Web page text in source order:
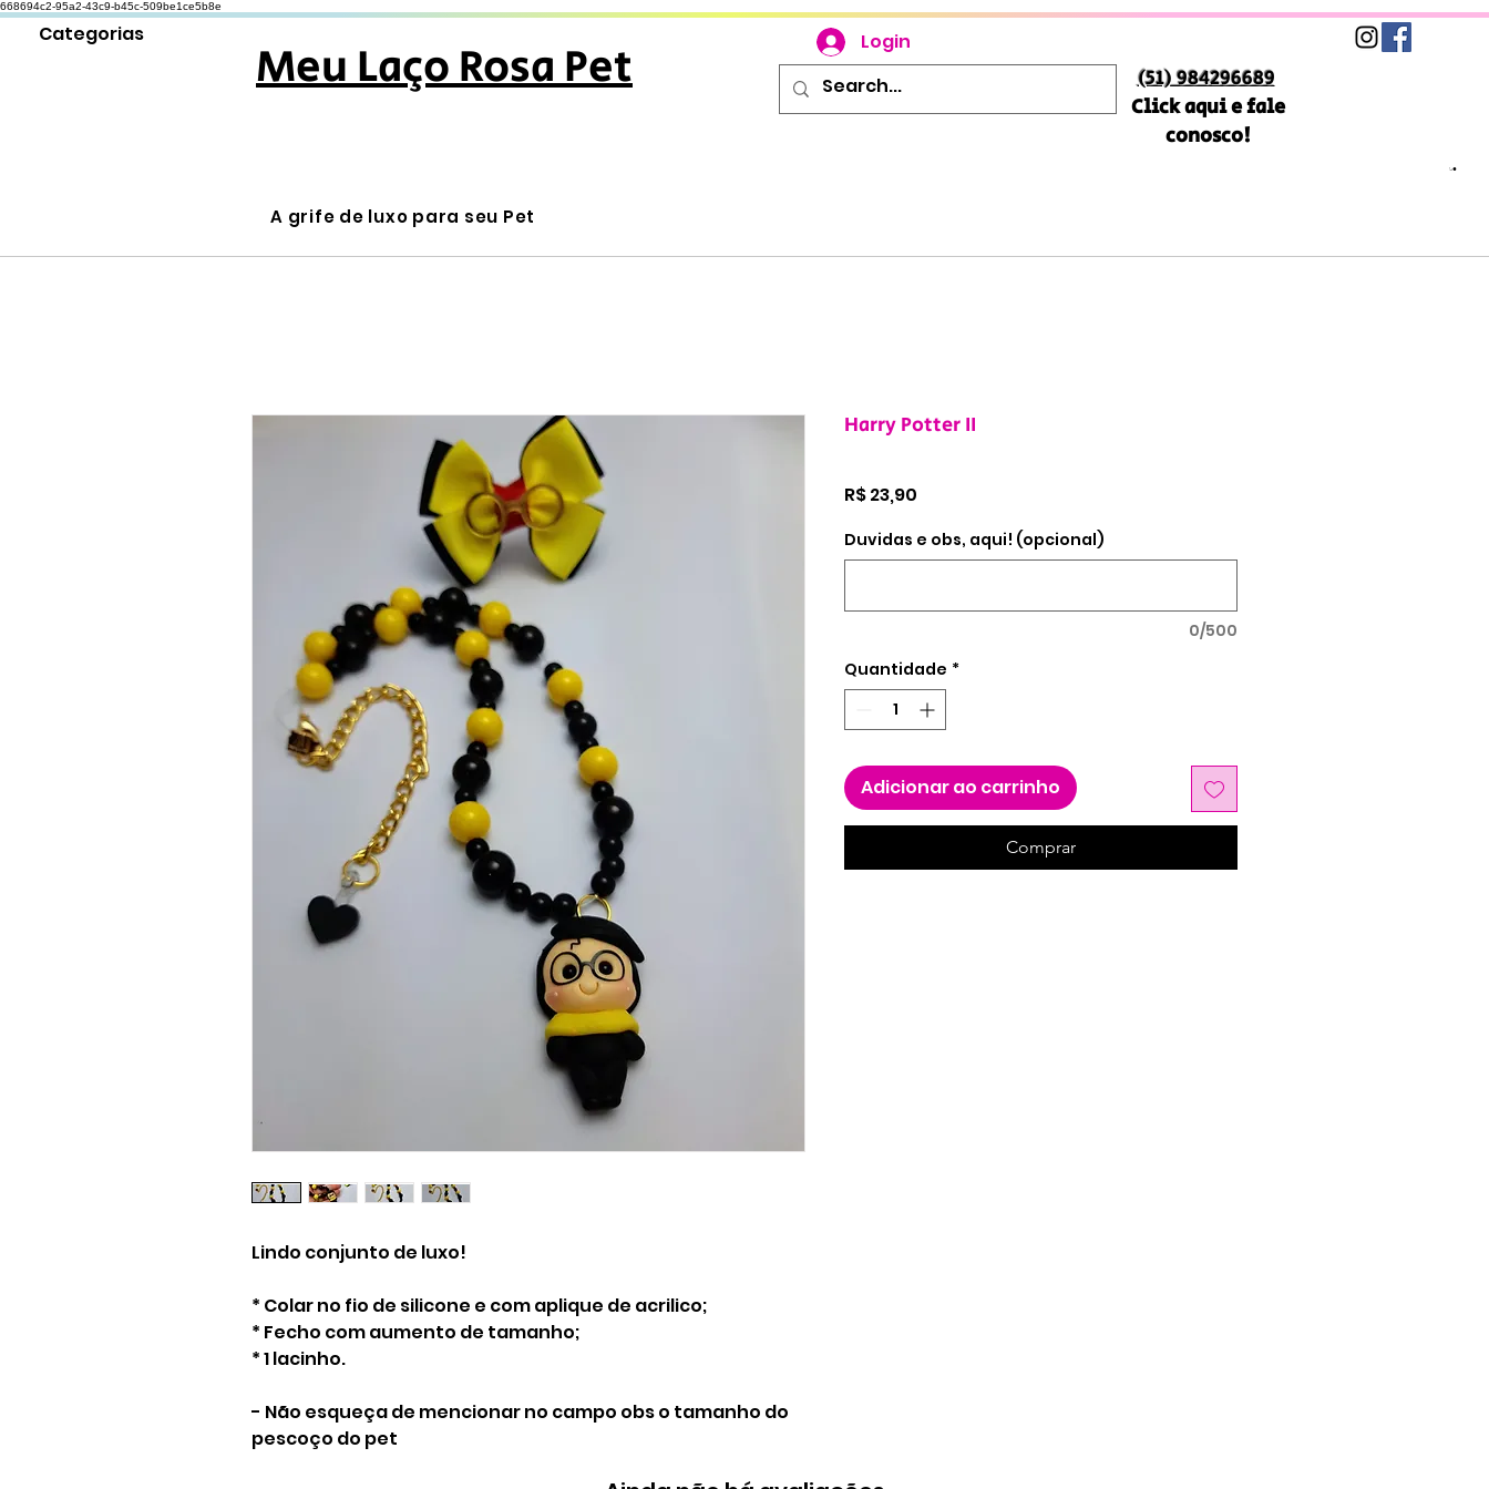
668694c2-95a2-43c9-b45c-509be1ce5b8e
Categorias
Meu Laço Rosa Pet Login
(51) 984296689
Click aqui e fale
conosco!
A grife de luxo para seu Pet
Lindo conjunto de luxo!
* Colar no fio de silicone e com aplique de acrilico;
* Fecho com aumento de tamanho;
* 1 lacinho.
- Não esqueça de mencionar no campo obs o tamanho do
pescoço do pet
Harry Potter II
R$ 23,90
Duvidas e obs, aqui! (opcional)
0/500
Quantidade *
Adicionar ao carrinho
Comprar